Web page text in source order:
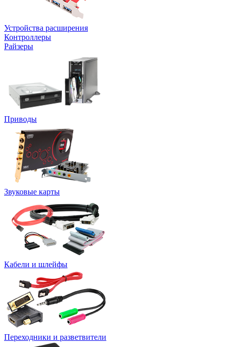
Устройства расширения
Контроллеры
Райзеры
Приводы
Звуковые карты
Кабели и шлейфы
Переходники и разветвители